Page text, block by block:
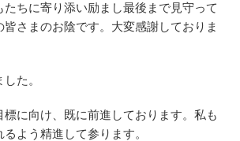
たちに寄り添い励まし最後まで見守って
皆さまのお陰です。大変感謝しておりま
た。
に向け、既に前進しております。私も
よう精進して参ります。